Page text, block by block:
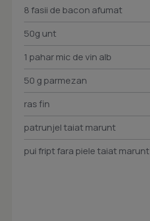
8 fasii de bacon afumat
50g unt
1 pahar mic de vin alb
50 g parmezan
ras fin
patrunjel taiat marunt
pui fript fara piele taiat marunt